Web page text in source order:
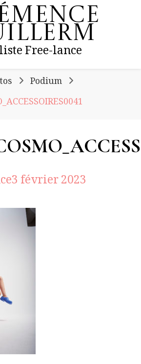
Free-lance
Podium
3 février 2023